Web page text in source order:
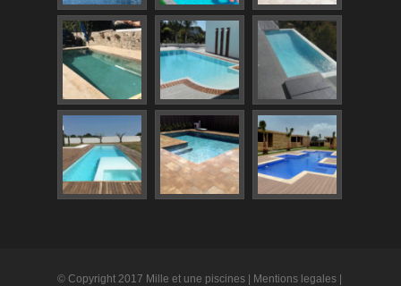
© Copyright 2017 Mille et une piscines | Mentions legales